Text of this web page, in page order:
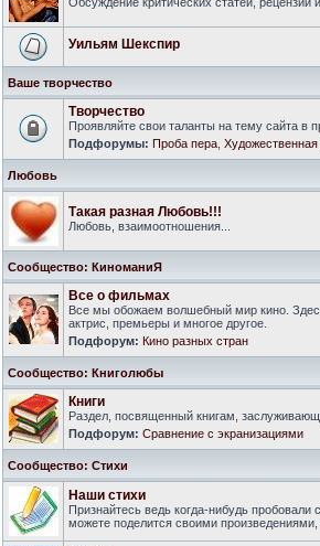
Уильям Шекспир
Ваше творчество
Творчество
Проявляйте свои таланты на тему сайта в
Подфорумы: Проба пера
Любовь
Такая разная Любовь!!!
Любовь, взаимоотношения...
Сообщество: КиноманиЯ
Все о фильмах
Все мы обожаем волшебный мир кино.
актрис, премьеры и многое другое.
Подфорум: Кино разных стран
Сообщество: Книголюбы
Книги
Раздел, посвященный книгам,
Подфорум: Сравнение с экранизациями
Сообщество: Стихи
Наши стихи
Признайтесь ведь когда-нибудь
можете поделится своими произведениями,